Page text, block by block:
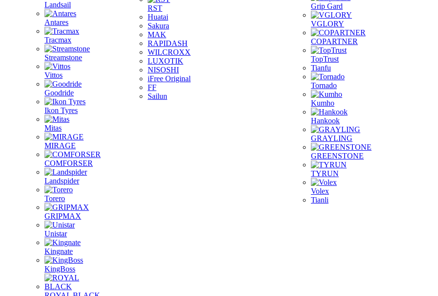
Landsail
Antares
Tracmax
Streamstone
Vittos
Goodride
Ikon Tyres
Mitas
MIRAGE
COMFORSER
Landspider
Torero
GRIPMAX
Unistar
Kingnate
KingBoss
RST
Huatai
Sakura
MAK
RAPIDASH
WILCROXX
LUXOTIK
NISOSHI
iFree Original
FF
Sailun
Grip Gard
VGLORY
COPARTNER
TopTrust
Tianfu
Tornado
Kumho
Hankook
GRAYLING
GREENSTONE
TYRUN
Volex
Tianli